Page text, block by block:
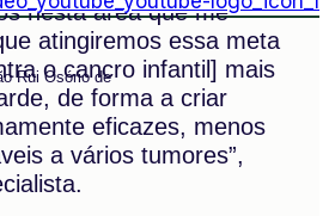
nesta área que me
atingiremos essa meta
o cancro infantil] mais
de forma a criar
eficazes, menos
a vários tumores”,
Rui Osório de